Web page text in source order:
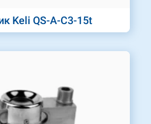
Keli QS-A-C3-15t